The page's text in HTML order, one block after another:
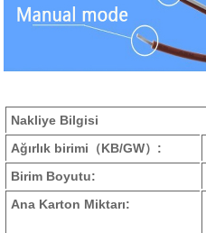
Nakliye Bilgisi
Ağırlık birimi （KB/GW） :
Birim Boyutu:
Ana Karton Miktarı: